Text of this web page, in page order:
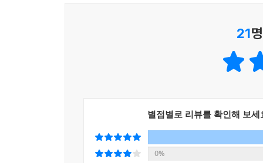
단위는 숫자를 정확히 말하기 위한 도구이자, 서
그림 속에서 만나는 단위 이야기
아이들은 단위를 외워야 하는 어려운 개념으로
21
별점별로 리뷰를 확인해 보세
0%